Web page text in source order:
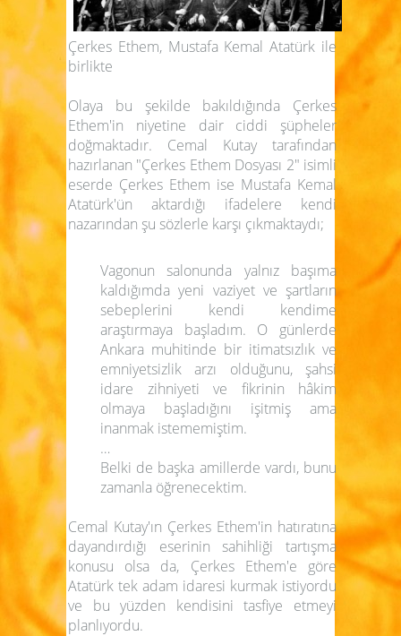
Çerkes Ethem, Mustafa Kemal Atatürk ile
birlikte
Olaya bu şekilde bakıldığında Çerkes
Ethem'in niyetine dair ciddi şüpheler
doğmaktadır. Cemal Kutay tarafından
hazırlanan "Çerkes Ethem Dosyası 2" isimli
eserde Çerkes Ethem ise Mustafa Kemal
Atatürk'ün aktardığı ifadelere kendi
nazarından şu sözlerle karşı çıkmaktaydı;
Vagonun salonunda yalnız başıma
kaldığımda yeni vaziyet ve şartların
sebeplerini kendi kendime
araştırmaya başladım. O günlerde
Ankara muhitinde bir itimatsızlık ve
emniyetsizlik arzı olduğunu, şahsi
idare zihniyeti ve fikrinin hâkim
olmaya başladığını işitmiş ama
inanmak istememiştim.
…
Belki de başka amillerde vardı, bunu
zamanla öğrenecektim.
Cemal Kutay'ın Çerkes Ethem'in hatıratına
dayandırdığı eserinin sahihliği tartışma
konusu olsa da, Çerkes Ethem'e göre
Atatürk tek adam idaresi kurmak istiyordu
ve bu yüzden kendisini tasfiye etmeyi
planlıyordu.